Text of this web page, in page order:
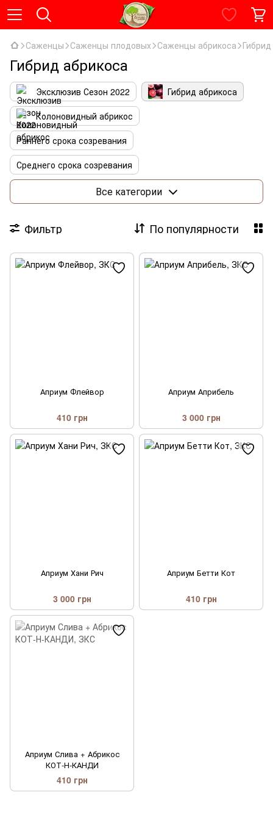
Саженцы Саженцы плодовых Саженцы абрикоса
Гибрид абрикоса
Эксклюзив Сезон 2022
Гибрид абрикоса
Колоновидный абрикос
Раннего срока созревания
Среднего срока созревания
Позднего срока созревания
Комплекты абрикоса
Все категории
Фильтр По популярности
Априум Флейвор
410 грн
Априум Априбель
3 000 грн
Априум Хани Рич
3 000 грн
Априум Бетти Кот
410 грн
Априум Слива + Абрикос
КОТ-Н-КАНДИ
410 грн